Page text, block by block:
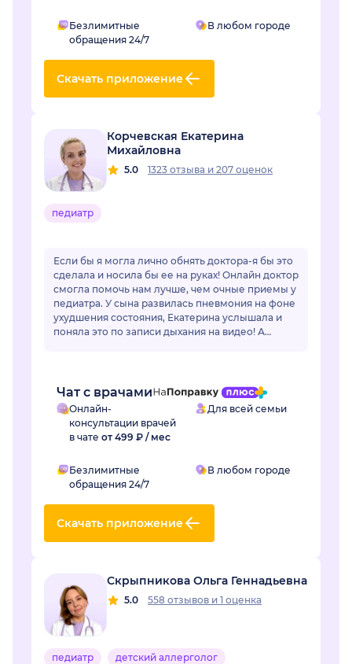
Безлимитные
обращения 24/7
В любом городе
Скачать приложение
Корчевская Екатерина
Михайловна
5.0 1323 отзыва и 207 оценок
педиатр
Если бы я могла лично обнять доктора-я бы это
сделала и носила бы ее на руках! Онлайн доктор
смогла помочь нам лучше, чем очные приемы у
педиатра. У сына развилась пневмония на фоне
ухудшения состояния, Екатерина услышала и
поняла это по записи дыхания на видео! А
Чат с врачами
Онлайн-
консультации врачей
в чате от 499 ₽ / мес
Для всей семьи
Безлимитные
обращения 24/7
В любом городе
Скачать приложение
Скрыпникова Ольга Геннадьевна
5.0 558 отзывов и 1 оценка
педиатр детский аллерголог